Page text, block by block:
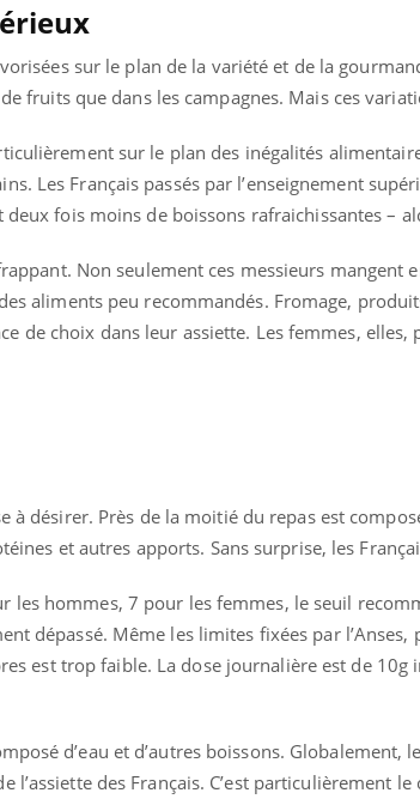
sur le plan de la variété et de la
fruits que dans les campagnes. Mais ces
sur le plan des inégalités
Les Français passés par l’enseignement
fois moins de boissons rafraichissantes –
Non seulement ces messieurs mangent
aliments peu recommandés. Fromage,
de choix dans leur assiette. Les femmes, elles,
à désirer. Près de la moitié du repas est
et autres apports. Sans surprise, les
les hommes, 7 pour les femmes, le seuil
dépassé. Même les limites fixées par l’Anses,
est trop faible. La dose journalière est de 10g
d’eau et d’autres boissons. Globalement,
l’assiette des Français. C’est particulièrement